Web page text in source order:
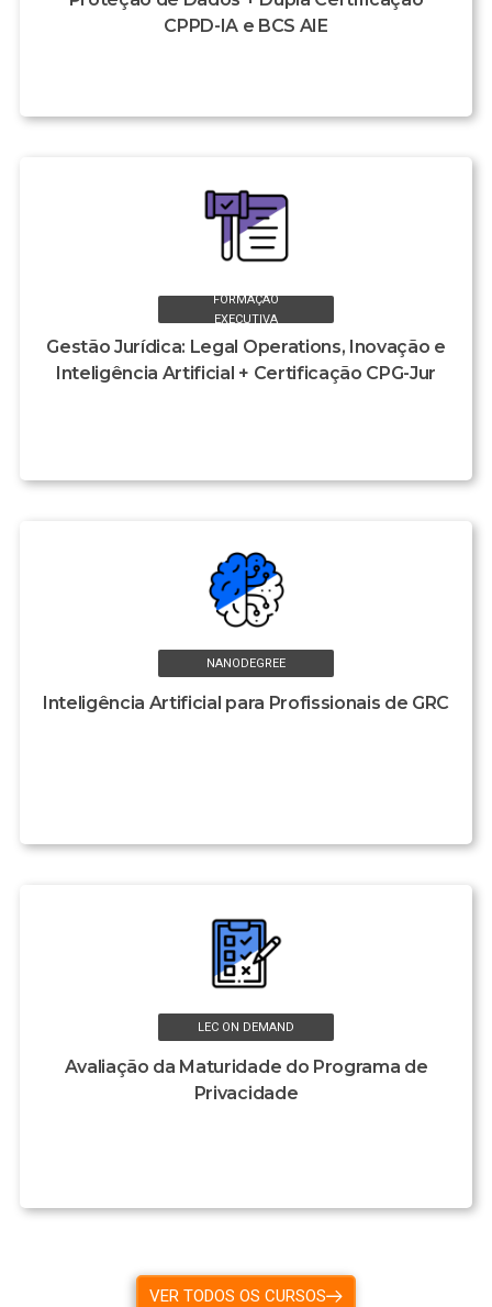
CPPD-IA e BCS AIE
FORMAÇÃO
EXECUTIVA
Gestão Jurídica: Legal Operations, Inovação e
Inteligência Artificial + Certificação CPG-Jur
NANODEGREE
Inteligência Artificial para Profissionais de GRC
LEC ON DEMAND
Avaliação da Maturidade do Programa de
Privacidade
VER TODOS OS CURSOS